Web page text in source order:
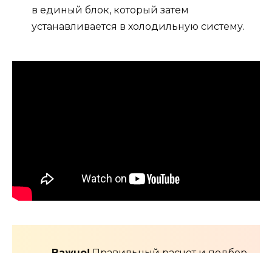
в единый блок, который затем
устанавливается в холодильную систему.